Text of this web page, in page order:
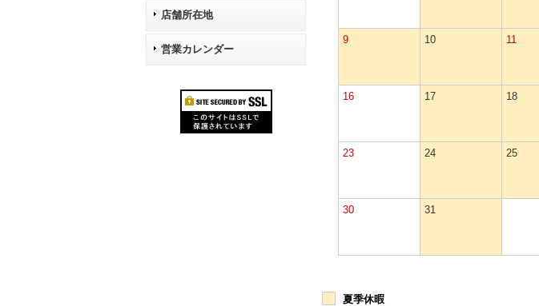
店舗所在地
営業カレンダー
9 10 11
16 17 18
23 24 25
30 31
夏季休暇